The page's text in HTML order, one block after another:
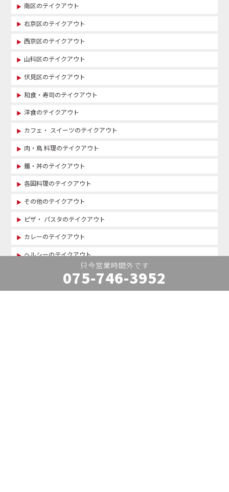
075-746-3952
南区のテイクアウト
右京区のテイクアウト
西京区のテイクアウト
山科区のテイクアウト
伏見区のテイクアウト
和食・寿司のテイクアウト
洋食のテイクアウト
カフェ・ スイーツのテイクアウト
肉・鳥 料理のテイクアウト
麺・丼のテイクアウト
各国料理のテイクアウト
その他のテイクアウト
ピザ・ パスタのテイクアウト
カレーのテイクアウト
ヘルシーのテイクアウト
韓国のテイクアウト
エスニックのテイクアウト